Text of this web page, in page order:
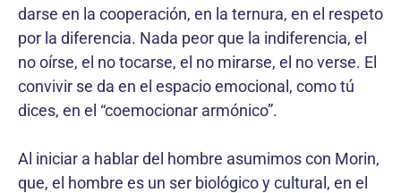
darse en la cooperación, en la ternura, en el respeto
por la diferencia. Nada peor que la indiferencia, el
no oírse, el no tocarse, el no mirarse, el no verse. El
convivir se da en el espacio emocional, como tú
dices, en el “coemocionar armónico”.
Al iniciar a hablar del hombre asumimos con Morin,
que, el hombre es un ser biológico y cultural, en el